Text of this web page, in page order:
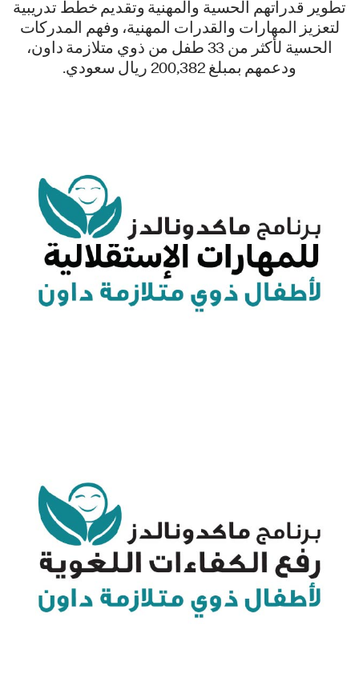
تطوير قدراتهم الحسية والمهنية وتقديم خطط تدريبية
لتعزيز المهارات والقدرات المهنية، وفهم المدركات
الحسية لأكثر من 33 طفل من ذوي متلازمة داون،
ودعمهم بمبلغ 200,382 ريال سعودي.